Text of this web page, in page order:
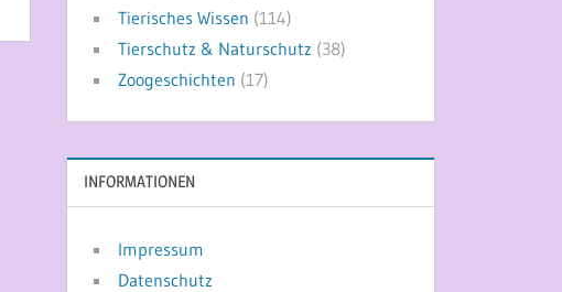
Tierisches Wissen (114)
Tierschutz & Naturschutz (38)
Zoogeschichten (17)
INFORMATIONEN
Impressum
Datenschutz